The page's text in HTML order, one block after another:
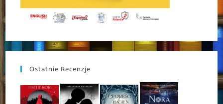
Ostatnie Recenzje